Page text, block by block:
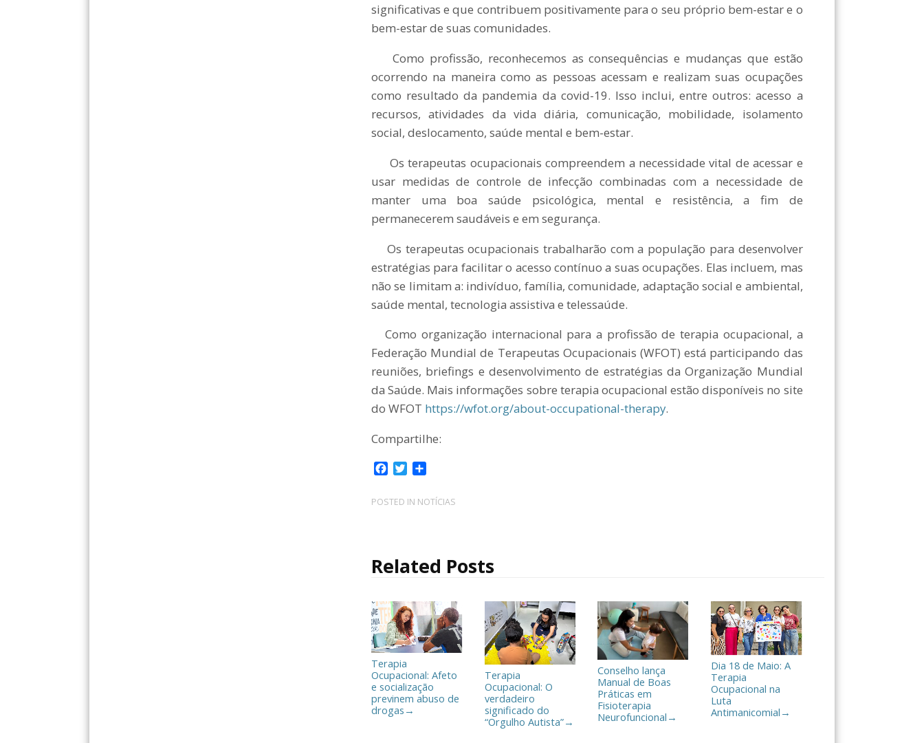
significativas e que contribuem positivamente para o seu próprio bem-estar e o
bem-estar de suas comunidades.
Como profissão, reconhecemos as consequências e mudanças que estão
ocorrendo na maneira como as pessoas acessam e realizam suas ocupações
como resultado da pandemia da covid-19. Isso inclui, entre outros: acesso a
recursos, atividades da vida diária, comunicação, mobilidade, isolamento
social, deslocamento, saúde mental e bem-estar.
Os terapeutas ocupacionais compreendem a necessidade vital de acessar e
usar medidas de controle de infecção combinadas com a necessidade de
manter uma boa saúde psicológica, mental e resistência, a fim de
permanecerem saudáveis ​​e em segurança.
Os terapeutas ocupacionais trabalharão com a população para desenvolver
estratégias para facilitar o acesso contínuo a suas ocupações. Elas incluem, mas
não se limitam a: indivíduo, família, comunidade, adaptação social e ambiental,
saúde mental, tecnologia assistiva e telessaúde.
Como organização internacional para a profissão de terapia ocupacional, a
Federação Mundial de Terapeutas Ocupacionais (WFOT) está participando das
reuniões, briefings e desenvolvimento de estratégias da Organização Mundial
da Saúde. Mais informações sobre terapia ocupacional estão disponíveis no site
do WFOT https://wfot.org/about-occupational-therapy.
Compartilhe:
c
e
k
i
t
m
p
i
a
r
POSTED IN NOTÍCIAS
Related Posts
Terapia
Ocupacional: Afeto
e socialização
previnem abuso de
drogas →
Terapia
Ocupacional: O
verdadeiro
significado do
“Orgulho Autista”→
Conselho lança
Manual de Boas
Práticas em
Fisioterapia
Neurofuncional →
Dia 18 de Maio: A
Terapia
Ocupacional na
Luta
Antimanicomial →